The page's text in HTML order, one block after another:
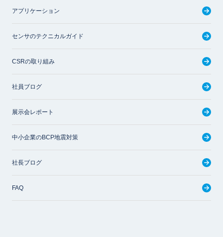
アプリケーション
センサのテクニカルガイド
CSRの取り組み
社員ブログ
展示会レポート
中小企業のBCP地震対策
社長ブログ
FAQ